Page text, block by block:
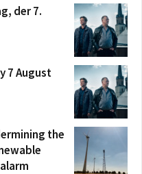
der 7.
7 August
the